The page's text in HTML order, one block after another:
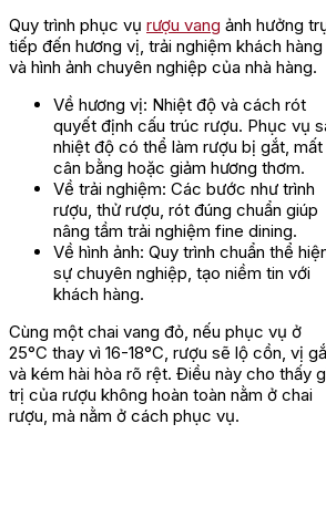
Quy trình phục vụ rượu vang ảnh hưởng
tiếp đến hương vị, trải nghiệm khách hàng
và hình ảnh chuyên nghiệp của nhà hàng.
Về hương vị: Nhiệt độ và cách rót
quyết định cấu trúc rượu. Phục vụ
nhiệt độ có thể làm rượu bị gắt, mất
cân bằng hoặc giảm hương thơm.
Về trải nghiệm: Các bước như trình
rượu, thử rượu, rót đúng chuẩn giúp
nâng tầm trải nghiệm fine dining.
Về hình ảnh: Quy trình chuẩn thể
sự chuyên nghiệp, tạo niềm tin với
khách hàng.
Cùng một chai vang đỏ, nếu phục vụ ở
25°C thay vì 16-18°C, rượu sẽ lộ cồn, vị
và kém hài hòa rõ rệt. Điều này cho thấy
trị của rượu không hoàn toàn nằm ở chai
rượu, mà nằm ở cách phục vụ.